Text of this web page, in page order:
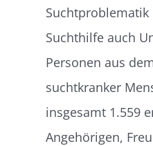
Suchthilfe auch
Personen aus
suchtkranker
insgesamt 1.559
Angehörigen,